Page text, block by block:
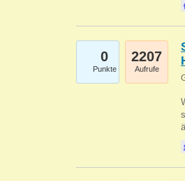
0
Punkte
2207
Aufrufe